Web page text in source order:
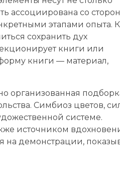
ассоциирована со
этапами опыта. К
сохранить дух
книги или
книги — материал,
организованная
Симбиоз цветов,
системе.
источником
демонстрации,